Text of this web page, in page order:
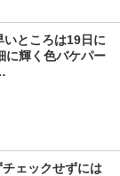
ところは19日に
に輝く色バケパー
ェックせずには